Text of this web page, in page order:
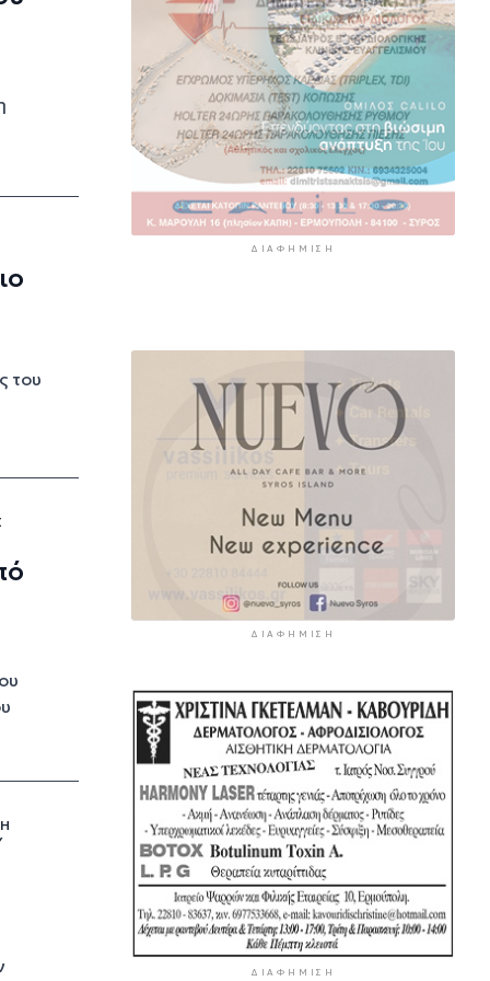
του
αλλοδαπός για λαθραία καπνικά
προϊόντα στη Μύκονο
6 ώρες 15 λεπτά πρίν
ΔΙΑΦΉΜΙΣΗ
ΔΙΑΦΉΜΙΣΗ
ΔΙΑΦΉΜΙΣΗ